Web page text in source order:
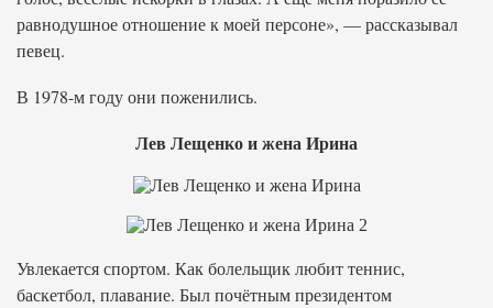
равнодушное отношение к моей персоне», — рассказывал
певец.
В 1978-м году они поженились.
Лев Лещенко и жена Ирина
Увлекается спортом. Как болельщик любит теннис,
баскетбол, плавание. Был почётным президентом